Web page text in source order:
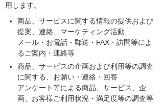
用します。
商品、サービスに関する情報の提供および
提案、連絡、マーケティング活動
メール・お電話・郵送・FAX・訪問等によ
るご案内・連絡等
商品、サービスの企画および利用等の調査
に関する、お願い・連絡・回答
アンケート等による商品、サービス、企
画、お客様ご利用状況・満足度等の調査等